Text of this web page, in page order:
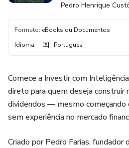
Pedro Henrique
Formato: eBooks ou Documentos
Idioma: Português
Comece a Investir com
direto para quem deseja construir
dividendos — mesmo começando
sem experiência no mercado
Criado por Pedro Farias, fundador